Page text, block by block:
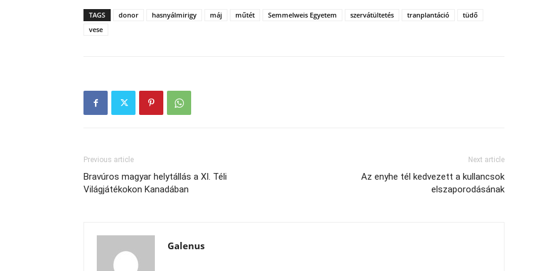
TAGS donor hasnyálmirigy máj műtét Semmelweis Egyetem szervátültetés tranplantáció
tüdő
vese
Previous article
Bravúros magyar helytállás a XI. Téli
Világjátékokon Kanadában
Next article
Az enyhe tél kedvezett a kullancsok
elszaporodásának
Galenus